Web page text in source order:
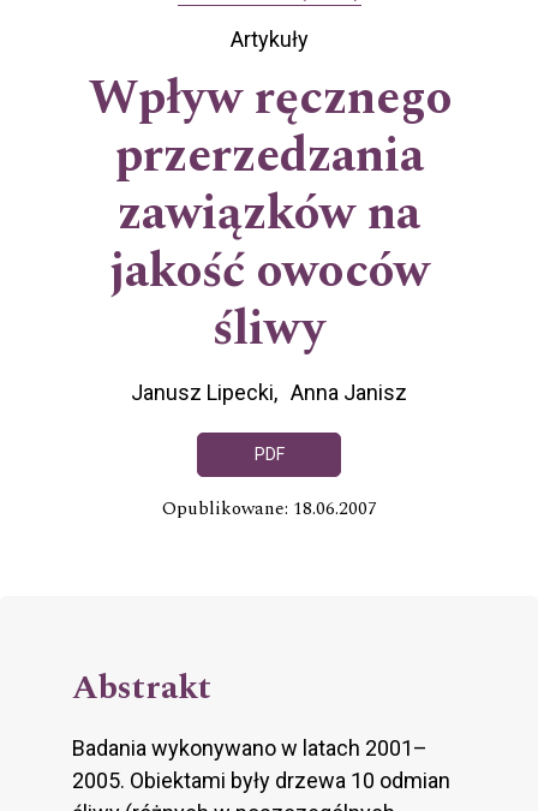
Artykuły
Wpływ ręcznego
przerzedzania
zawiązków na
jakość owoców
śliwy
Janusz Lipecki Anna Janisz
PDF
Opublikowane: 18.06.2007
Abstrakt
Badania wykonywano w latach 2001–
2005. Obiektami były drzewa 10 odmian